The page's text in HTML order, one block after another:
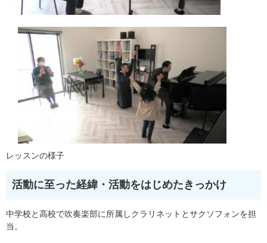
レッスンの様子
活動に至った経緯・活動をはじめたきっかけ
中学校と⾼校で吹奏楽部に所属しクラリネットとサクソフォンを担
当。